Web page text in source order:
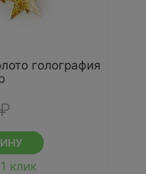
голография
₽
клик